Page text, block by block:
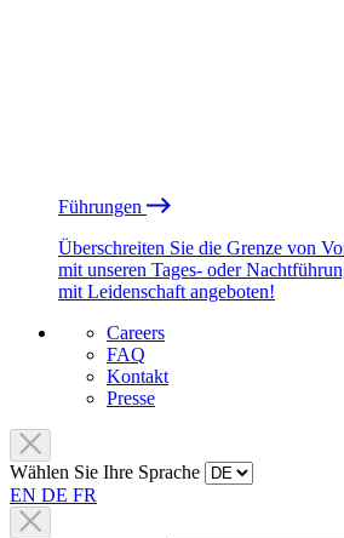
Führungen
Überschreiten Sie die Grenze von
mit unseren Tages- oder
mit Leidenschaft angeboten!
Careers
FAQ
Kontakt
Presse
Wählen Sie Ihre Sprache
EN DE FR